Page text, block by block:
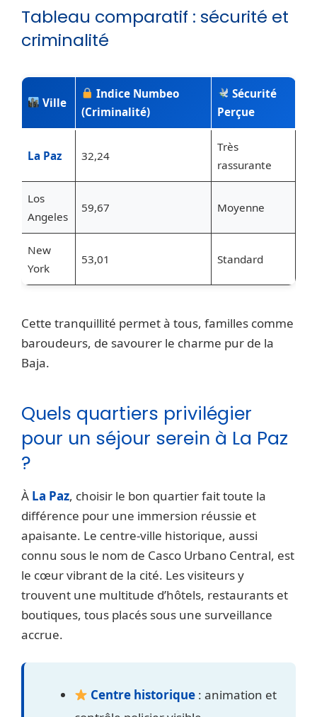
Tableau comparatif : sécurité et
criminalité
Ville
Indice Numbeo
(Criminalité)
Sécurité
Perçue
La Paz 32,24
Très
rassurante
Los
Angeles
59,67 Moyenne
New
York
53,01 Standard
Cette tranquillité permet à tous, familles comme
baroudeurs, de savourer le charme pur de la
Baja.
Quels quartiers privilégier
pour un séjour serein à La Paz
?
À La Paz, choisir le bon quartier fait toute la
différence pour une immersion réussie et
apaisante. Le centre-ville historique, aussi
connu sous le nom de Casco Urbano Central, est
le cœur vibrant de la cité. Les visiteurs y
trouvent une multitude d’hôtels, restaurants et
boutiques, tous placés sous une surveillance
accrue.
Centre historique : animation et